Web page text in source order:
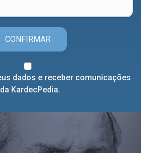
CONFIRMAR
dados e receber comunicações
da KardecPedia.